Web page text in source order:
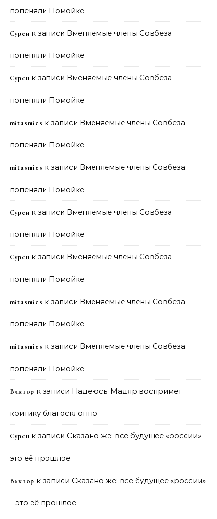
попеняли Помойке
Сурен к записи Вменяемые члены Совбеза
попеняли Помойке
Сурен к записи Вменяемые члены Совбеза
попеняли Помойке
mitasmies к записи Вменяемые члены Совбеза
попеняли Помойке
mitasmies к записи Вменяемые члены Совбеза
попеняли Помойке
Сурен к записи Вменяемые члены Совбеза
попеняли Помойке
Сурен к записи Вменяемые члены Совбеза
попеняли Помойке
mitasmies к записи Вменяемые члены Совбеза
попеняли Помойке
mitasmies к записи Вменяемые члены Совбеза
попеняли Помойке
Виктор к записи Надеюсь, Мадяр воспримет
критику благосклонно
Сурен к записи Сказано же: всё будущее «россии» –
это её прошлое
Виктор к записи Сказано же: всё будущее «россии»
– это её прошлое